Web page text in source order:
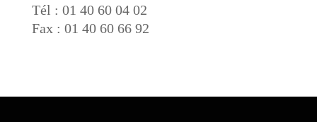
Tél : 01 40 60 04 02
Fax : 01 40 60 66 92